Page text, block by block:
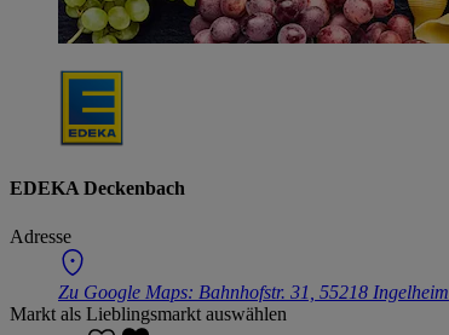
EDEKA Deckenbach
Adresse
Zu Google Maps: Bahnhofstr. 31, 55218 Ingelheim
Markt als Lieblingsmarkt auswählen